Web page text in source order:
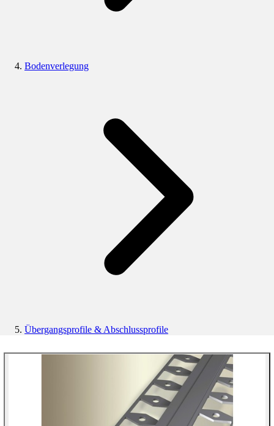
Bodenverlegung
Übergangsprofile & Abschlussprofile